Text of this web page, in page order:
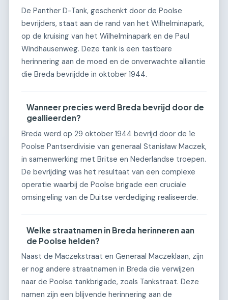
De Panther D-Tank, geschenkt door de Poolse
bevrijders, staat aan de rand van het Wilhelminapark,
op de kruising van het Wilhelminapark en de Paul
Windhausenweg. Deze tank is een tastbare
herinnering aan de moed en de onverwachte alliantie
die Breda bevrijdde in oktober 1944.
Wanneer precies werd Breda bevrijd door de
geallieerden?
Breda werd op 29 oktober 1944 bevrijd door de 1e
Poolse Pantserdivisie van generaal Stanisław Maczek,
in samenwerking met Britse en Nederlandse troepen.
De bevrijding was het resultaat van een complexe
operatie waarbij de Poolse brigade een cruciale
omsingeling van de Duitse verdediging realiseerde.
Welke straatnamen in Breda herinneren aan
de Poolse helden?
Naast de Maczekstraat en Generaal Maczeklaan, zijn
er nog andere straatnamen in Breda die verwijzen
naar de Poolse tankbrigade, zoals Tankstraat. Deze
namen zijn een blijvende herinnering aan de